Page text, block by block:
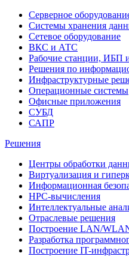
Серверное
Системы хранения
Сетевое оборудование
ВКС и АТС
Рабочие станции, ИБП
Решения по
Инфраструктурные
Операционные системы
Офисные приложения
СУБД
САПР
Решения
Центры обработки
Виртуализация и
Информационная
HPC-вычисления
Интеллектуальные
Отраслевые решения
Построение LAN/
Разработка
Построение IT-